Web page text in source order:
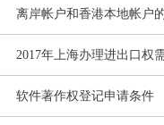
离岸帐户和香港本地帐户
2017年上海办理进出口权
软件著作权登记申请条件